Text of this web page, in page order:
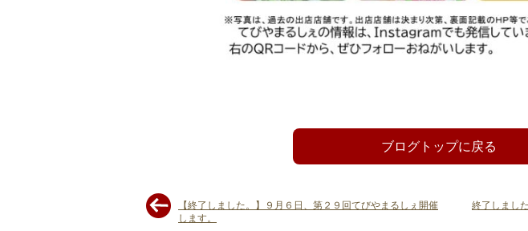
ブログトップに戻る
【終了しました。】９月６日、第２９回てびやまるしぇ開催
します。
終了しまし